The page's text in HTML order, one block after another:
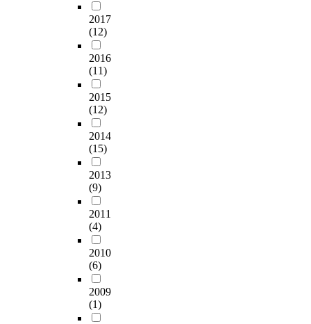
2017
(12)
2016
(11)
2015
(12)
2014
(15)
2013
(9)
2011
(4)
2010
(6)
2009
(1)